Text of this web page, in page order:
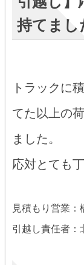
持てまし
トラックに
てた以上の
ました。
応対とても
見積もり営業：
引越し責任者：